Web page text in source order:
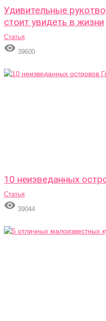
Удивительные
стоит увидеть в жизни
Статья
 39600
10 неизведанных
Статья
 39044